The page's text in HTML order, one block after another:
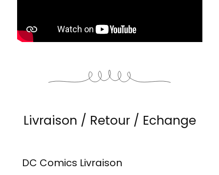
Livraison / Retour / Echange
DC Comics Livraison